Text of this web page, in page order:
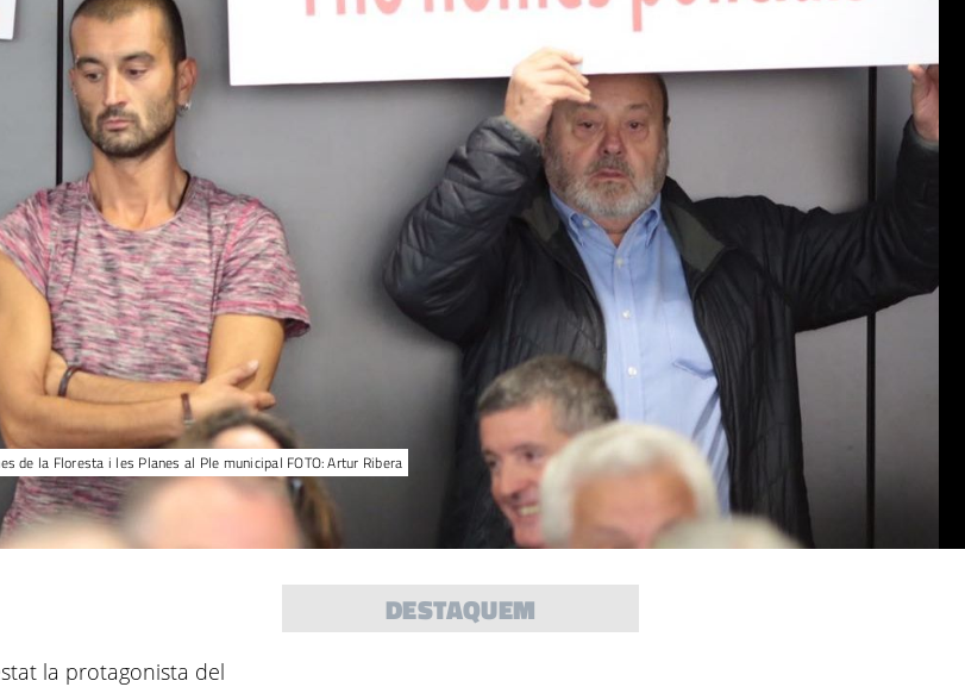
de la Floresta i les Planes al Ple municipal FOTO: Artur Ribera
la protagonista del
DESTAQUEM